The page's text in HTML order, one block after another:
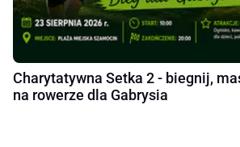
Charytatywna Setka 2 - biegnij,
na rowerze dla Gabrysia